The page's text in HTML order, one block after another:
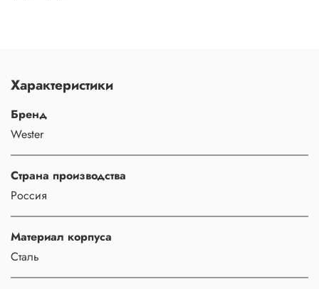
Характеристики
Бренд
Wester
Страна производства
Россия
Материал корпуса
Сталь